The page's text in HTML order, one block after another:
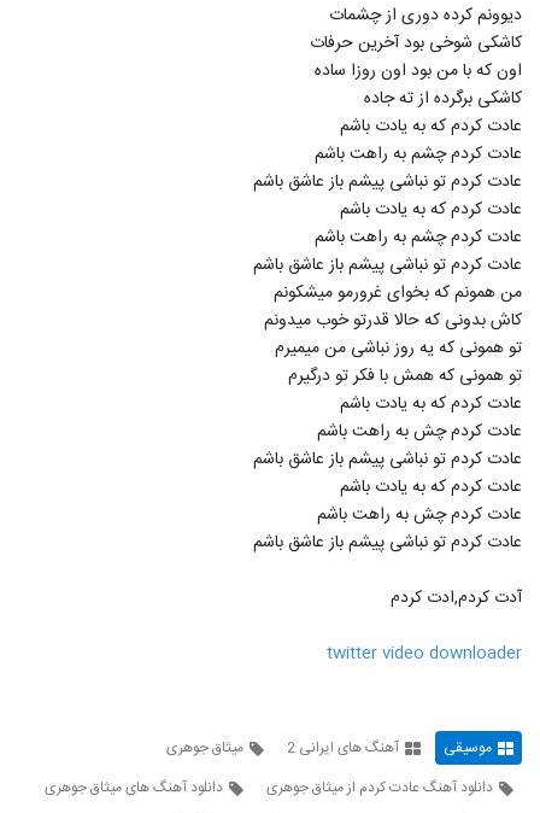
20
۳,۶۶۱ بازدید
21
دانلود آهنگ سعید شهروز ساحل
22
دانلود آهنگ جدید و زیبای عماد حامدی با نام
عاشقم کردی
23
دانلود آهنگ جدید و زیبای صابر هاشمی با نام
چیکار کنم
موزیک زیبای حالمو نمیفهمه از عماد طالب زاده
۱,۲۹۵ بازدید
25
آهنگ دیدار از دنگ شو(پاپ)
علیرضا روزگار آهنگ تویی تویی
دانلود آهنگ محسن یگانه پا به پای تو (ورژن
جدید)
علی امینی آهنگ اینه عشق من
دیوونم کرده دوری از چشمات
کاشکی شوخی بود آخرین حرفات
اون که با من بود اون روزا ساده
کاشکی برگرده از ته جاده
عادت کردم که به یادت باشم
عادت کردم چشم به راهت باشم
عادت کردم تو نباشی پیشم باز عاشق باشم
عادت کردم که به یادت باشم
عادت کردم چشم به راهت باشم
عادت کردم تو نباشی پیشم باز عاشق باشم
من همونم که بخوای غرورمو میشکونم
کاش بدونی که حالا قدرتو خوب میدونم
تو همونی که یه روز نباشی من میمیرم
تو همونی که همش با فکر تو درگیرم
عادت کردم که به یادت باشم
عادت کردم چش به راهت باشم
عادت کردم تو نباشی پیشم باز عاشق باشم
عادت کردم که به یادت باشم
عادت کردم چش به راهت باشم
عادت کردم تو نباشی پیشم باز عاشق باشم
آدت کردم,ادت کردم
twitter video downloader
موسیقی آهنگ های ایرانی 2
میثاق جوهری
دانلود آهنگ عادت کردم از میثاق جوهری
دانلود آهنگ های میثاق جوهری